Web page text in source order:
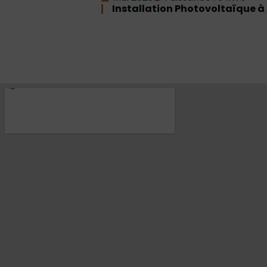
Installation Photovoltaïque à